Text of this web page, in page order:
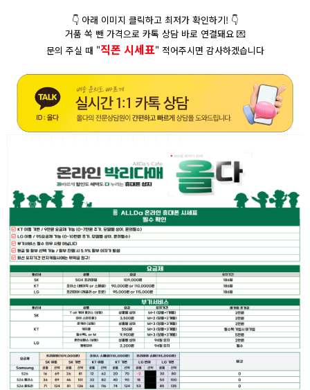
👇 아래 이미지 클릭하고 최저가 확인하기! 👇
거품 쏙 뺀 가격으로 카톡 상담 바로 연결돼요 💌
문의 주실 때 "직폰 시세표" 적어주시면 감사하겠습니다